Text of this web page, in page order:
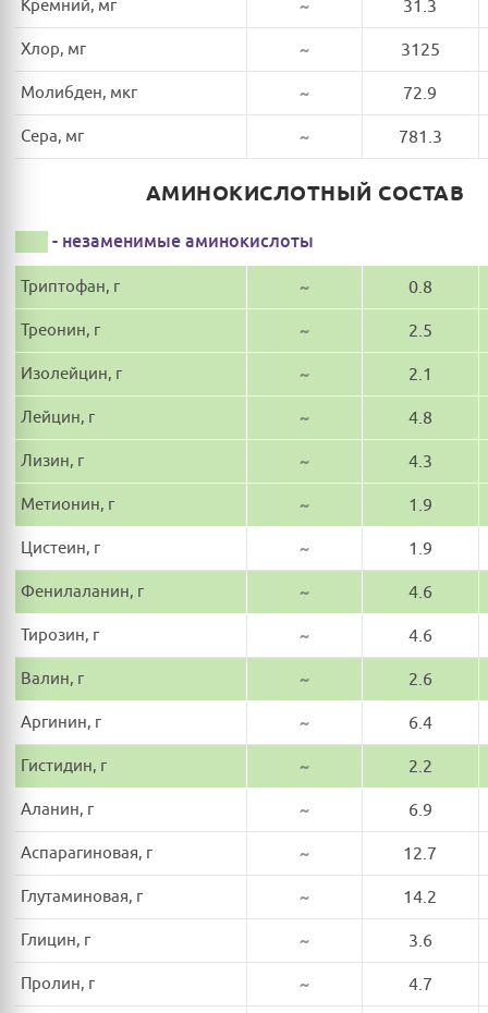
Кремний, мг ~ 31.3
Хлор, мг ~ 3125
Молибден, мкг ~ 72.9
Сера, мг ~ 781.3
АМИНОКИСЛОТНЫЙ СОСТАВ
- незаменимые аминокислоты
Триптофан, г ~ 0.8
Треонин, г ~ 2.5
Изолейцин, г ~ 2.1
Лейцин, г ~ 4.8
Лизин, г ~ 4.3
Метионин, г ~ 1.9
Цистеин, г ~ 1.9
Фенилаланин, г ~ 4.6
Тирозин, г ~ 4.6
Валин, г ~ 2.6
Аргинин, г ~ 6.4
Гистидин, г ~ 2.2
Аланин, г ~ 6.9
Аспарагиновая, г ~ 12.7
Глутаминовая, г ~ 14.2
Глицин, г ~ 3.6
Пролин, г ~ 4.7